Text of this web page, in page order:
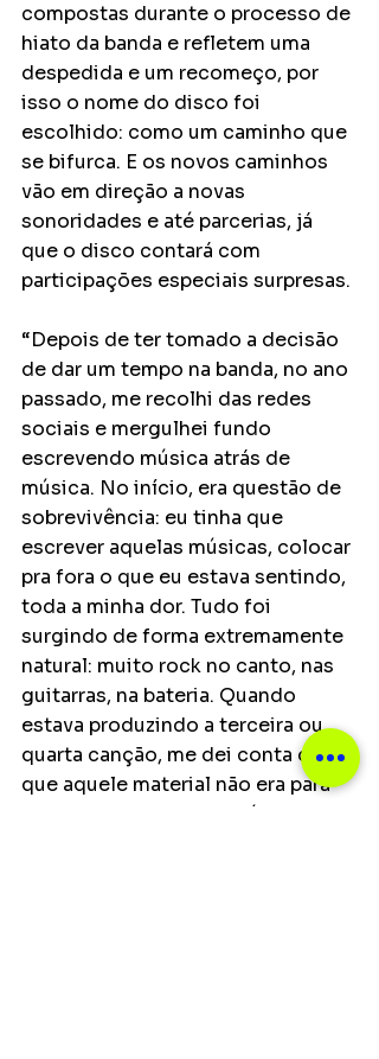
compostas durante o processo de
hiato da banda e refletem uma
despedida e um recomeço, por
isso o nome do disco foi
escolhido: como um caminho que
se bifurca. E os novos caminhos
vão em direção a novas
sonoridades e até parcerias, já
que o disco contará com
participações especiais surpresas.
“Depois de ter tomado a decisão
de dar um tempo na banda, no ano
passado, me recolhi das redes
sociais e mergulhei fundo
escrevendo música atrás de
música. No início, era questão de
sobrevivência: eu tinha que
escrever aquelas músicas, colocar
pra fora o que eu estava sentindo,
toda a minha dor. Tudo foi
surgindo de forma extremamente
natural: muito rock no canto, nas
guitarras, na bateria. Quando
estava produzindo a terceira ou
quarta canção, me dei conta de
que aquele material não era para
carreira solo, era, sem dúvidas, um